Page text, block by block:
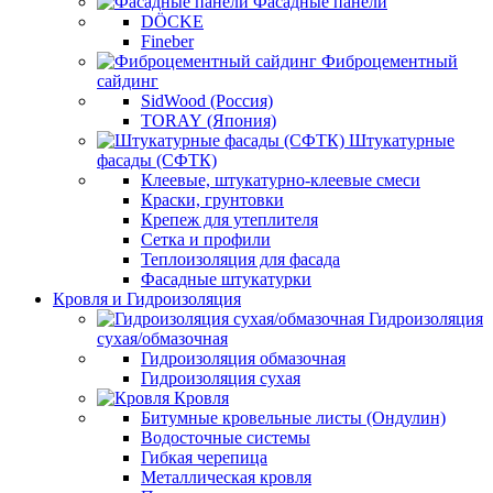
DÖCKE
Fineber
Фиброцементный
сайдинг
SidWood (Россия)
TORAY (Япония)
Штукатурные
фасады (СФТК)
Клеевые, штукатурно-клеевые смеси
Краски, грунтовки
Крепеж для утеплителя
Сетка и профили
Теплоизоляция для фасада
Фасадные штукатурки
Кровля и Гидроизоляция
Гидроизоляция
сухая/обмазочная
Гидроизоляция обмазочная
Гидроизоляция сухая
Кровля
Битумные кровельные листы (Ондулин)
Водосточные системы
Гибкая черепица
Металлическая кровля